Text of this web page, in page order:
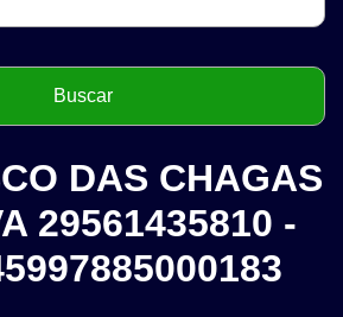
DAS CHAGAS
29561435810 -